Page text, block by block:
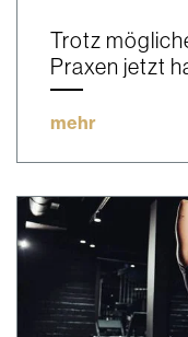
Trotz
Praxen jetzt
mehr